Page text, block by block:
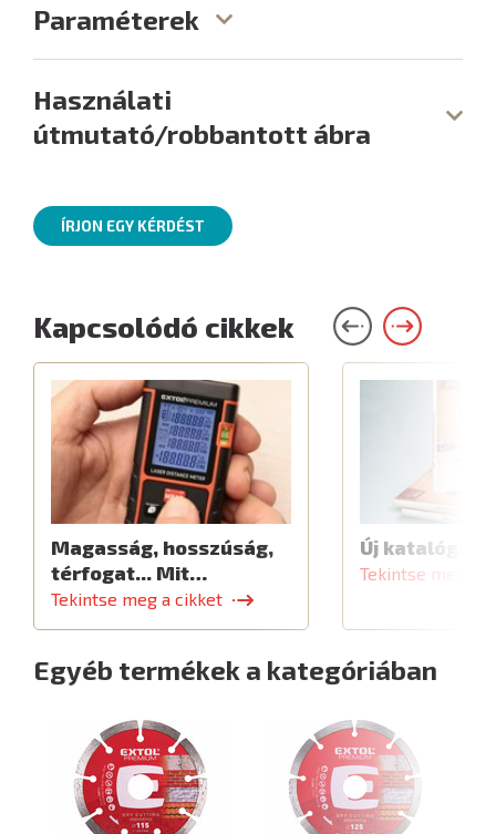
Paraméterek
Használati
útmutató/robbantott ábra
ÍRJON EGY KÉRDÉST
Kapcsolódó cikkek
Magasság, hosszúság,
térfogat... Mit…
Tekintse meg a cikket
Új katalógus
Tekintse meg a
Egyéb termékek a kategóriában